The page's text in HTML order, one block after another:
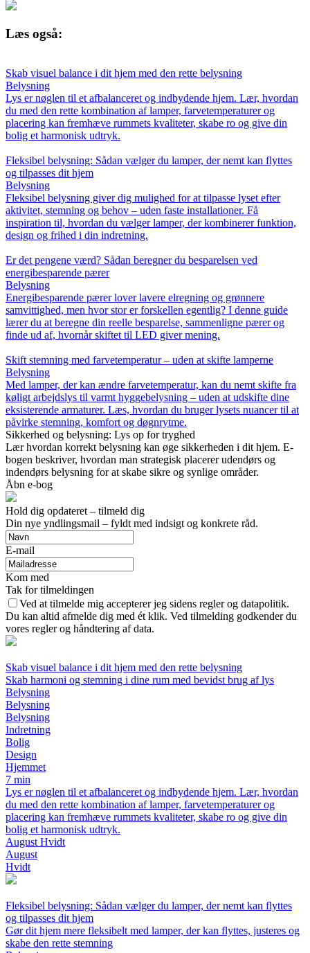
Læs også:
Skab visuel balance i dit hjem med den rette belysning
Belysning
Lys er nøglen til et afbalanceret og indbydende hjem. Lær, hvordan
du med den rette kombination af lamper, farvetemperaturer og
placering kan fremhæve rummets kvaliteter, skabe ro og give din
bolig et harmonisk udtryk.
Fleksibel belysning: Sådan vælger du lamper, der nemt kan flyttes
og tilpasses dit hjem
Belysning
Fleksibel belysning giver dig mulighed for at tilpasse lyset efter
aktivitet, stemning og behov – uden faste installationer. Få
inspiration til, hvordan du vælger lamper, der kombinerer funktion,
design og frihed i din indretning.
Er det pengene værd? Sådan beregner du besparelsen ved
energibesparende pærer
Belysning
Energibesparende pærer lover lavere elregning og grønnere
samvittighed, men hvor stor er forskellen egentlig? I denne guide
lærer du at beregne din reelle besparelse, sammenligne pærer og
finde ud af, hvornår skiftet til LED giver mening.
Skift stemning med farvetemperatur – uden at skifte lamperne
Belysning
Med lamper, der kan ændre farvetemperatur, kan du nemt skifte fra
køligt arbejdslys til varmt hyggebelysning – uden at udskifte dine
eksisterende armaturer. Læs, hvordan du bruger lysets nuancer til at
påvirke stemning, komfort og døgnrytme.
Sikkerhed og belysning: Lys op for tryghed
Lær hvordan korrekt belysning kan øge sikkerheden i dit hjem. E-
bogen beskriver, hvordan man strategisk placerer udendørs og
indendørs belysning for at skabe sikre og synlige områder.
Åbn e-bog
Hold dig opdateret – tilmeld dig
Din nye yndlingsmail – fyldt med indsigt og konkrete råd.
E-mail
Kom med
Tak for tilmeldingen
Ved at tilmelde mig accepterer jeg sidens regler og datapolitik.
Du kan altid afmelde dig med ét klik. Ved tilmelding godkender du
vores regler og håndtering af data.
Skab visuel balance i dit hjem med den rette belysning
Skab harmoni og stemning i dine rum med bevidst brug af lys
Belysning
Belysning
Belysning
Indretning
Bolig
Design
Hjemmet
7 min
Lys er nøglen til et afbalanceret og indbydende hjem. Lær, hvordan
du med den rette kombination af lamper, farvetemperaturer og
placering kan fremhæve rummets kvaliteter, skabe ro og give din
bolig et harmonisk udtryk.
August Hvidt
August
Hvidt
Fleksibel belysning: Sådan vælger du lamper, der nemt kan flyttes
og tilpasses dit hjem
Gør dit hjem mere fleksibelt med lamper, der kan flyttes, justeres og
skabe den rette stemning